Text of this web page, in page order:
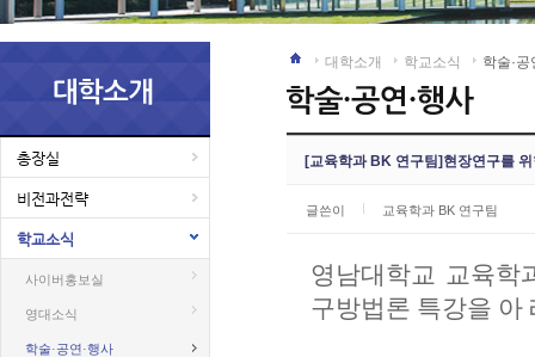
총장실
비전과전략
학교소식
사이버홍보실
영대소식
학술·공연·행사
대학소개 학교소식 학술·공
[교육학과 BK 연구팀]현장연구를
글쓴이 교육학과 BK 연구팀
영남대학교 교육학
구방법론 특강을 아